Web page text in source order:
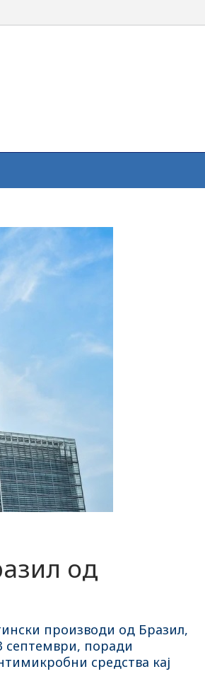
од
производи од Бразил,
септември, поради
средства кај